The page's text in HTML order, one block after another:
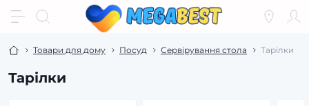
Товари для дому Посуд Сервірування стола Тарілки
Тарілки